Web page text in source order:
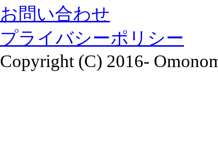
お問い合わせ
プライバシーポリシー
Copyright (C) 2016-